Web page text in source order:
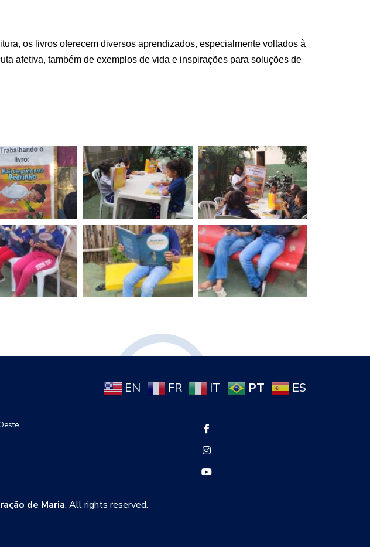
os livros oferecem diversos aprendizados, especialmente voltados à
afetiva, também de exemplos de vida e inspirações para soluções de
EN FR IT PT ES
de Maria. All rights reserved.